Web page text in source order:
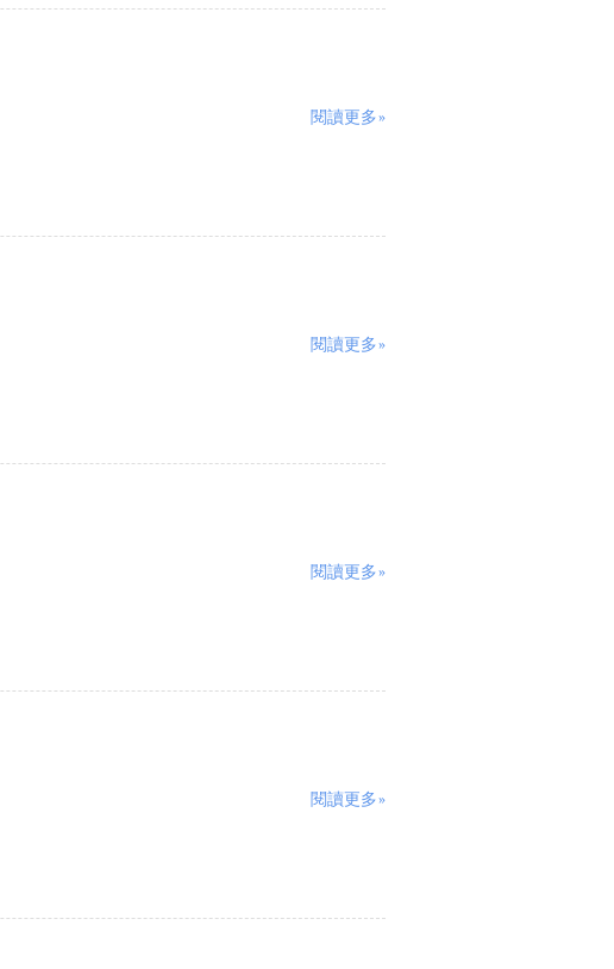
閱讀更多»
閱讀更多»
閱讀更多»
閱讀更多»